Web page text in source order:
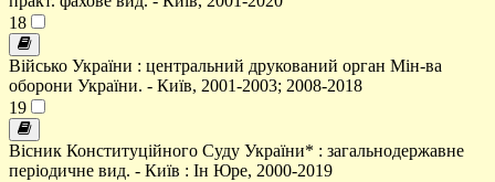
18
Військо України : центральний друкований орган Мін-ва
оборони України. - Київ, 2001-2003; 2008-2018
19
Вісник Конституційного Суду України* : загальнодержавне
періодичне вид. - Київ : Ін Юре, 2000-2019